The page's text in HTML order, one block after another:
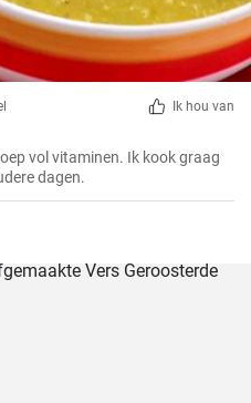
Ik hou van
vol vitaminen. Ik kook graag
dagen.